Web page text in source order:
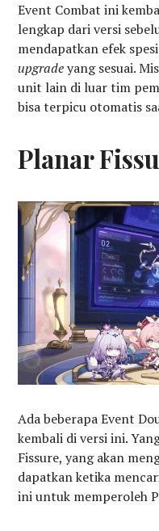
Event Combat ini
lengkap dari versi
mendapatkan efek
upgradeyang sesuai.
unit lain di luar tim
bisa terpicu otomatis
Planar
Ada beberapa Event
kembali di versi ini.
Fissure, yang akan
dapatkan ketika
ini untuk memperoleh